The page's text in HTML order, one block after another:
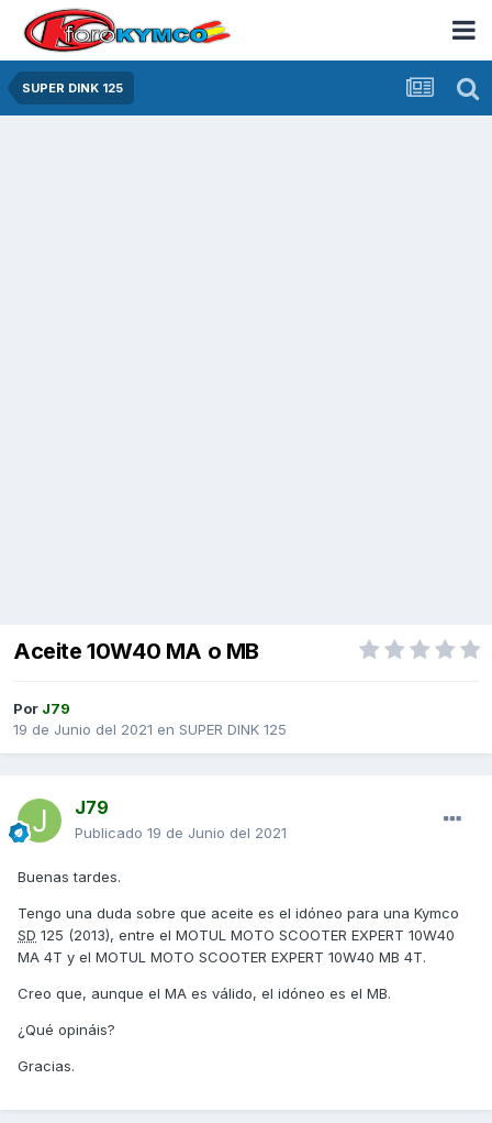
SUPER DINK 125
Aceite 10W40 MA o MB
Por J79
19 de Junio del 2021 en SUPER DINK 125
J79
Publicado 19 de Junio del 2021
Buenas tardes.
Tengo una duda sobre que aceite es el idóneo para una Kymco
SD 125 (2013), entre el MOTUL MOTO SCOOTER EXPERT 10W40
MA 4T y el MOTUL MOTO SCOOTER EXPERT 10W40 MB 4T.
Creo que, aunque el MA es válido, el idóneo es el MB.
¿Qué opináis?
Gracias.